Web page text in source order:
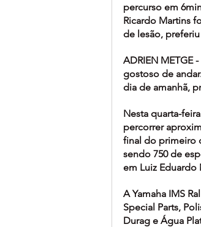
percurso em
Ricardo Martins
de lesão, preferiu
ADRIEN METGE
gostoso de
dia de amanhã,
Nesta quarta-
percorrer
final do primeiro
sendo 750 de
em Luiz Eduardo
A Yamaha IMS
Special Parts,
Durag e Água